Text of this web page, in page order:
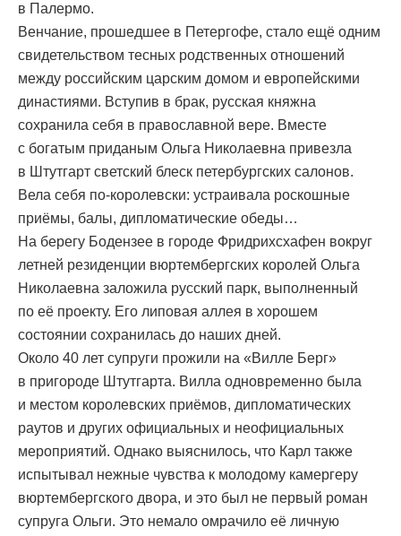
в Палермо.
Венчание, прошедшее в Петергофе, стало ещё одним
свидетельством тесных родственных отношений
между российским царским домом и европейскими
династиями. Вступив в брак, русская княжна
сохранила себя в православной вере. Вместе
с богатым приданым Ольга Николаевна привезла
в Штутгарт светский блеск петербургских салонов.
Вела себя по-королевски: устраивала роскошные
приёмы, балы, дипломатические обеды…
На берегу Бодензее в городе Фридрихсхафен вокруг
летней резиденции вюртембергских королей Ольга
Николаевна заложила русский парк, выполненный
по её проекту. Его липовая аллея в хорошем
состоянии сохранилась до наших дней.
Около 40 лет супруги прожили на «Вилле Берг»
в пригороде Штутгарта. Вилла одновременно была
и местом королевских приёмов, дипломатических
раутов и других официальных и неофициальных
мероприятий. Однако выяснилось, что Карл также
испытывал нежные чувства к молодому камергеру
вюртембергского двора, и это был не первый роман
супруга Ольги. Это немало омрачило её личную